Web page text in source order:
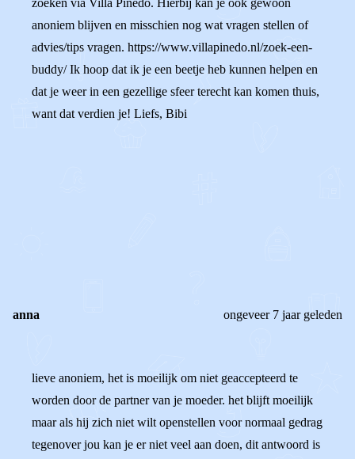
zoeken via Villa Pinedo. Hierbij kan je ook gewoon
anoniem blijven en misschien nog wat vragen stellen of
advies/tips vragen. https://www.villapinedo.nl/zoek-een-
buddy/ Ik hoop dat ik je een beetje heb kunnen helpen en
dat je weer in een gezellige sfeer terecht kan komen thuis,
want dat verdien je! Liefs, Bibi
anna ongeveer 7 jaar geleden
lieve anoniem, het is moeilijk om niet geaccepteerd te
worden door de partner van je moeder. het blijft moeilijk
maar als hij zich niet wilt openstellen voor normaal gedrag
tegenover jou kan je er niet veel aan doen, dit antwoord is